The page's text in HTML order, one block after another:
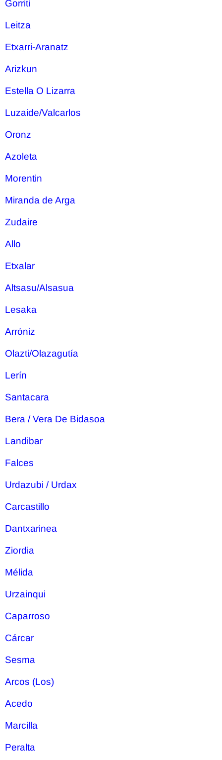
Gorriti
Leitza
Etxarri-Aranatz
Arizkun
Estella O Lizarra
Luzaide/Valcarlos
Oronz
Azoleta
Morentin
Miranda de Arga
Zudaire
Allo
Etxalar
Altsasu/Alsasua
Lesaka
Arróniz
Olazti/Olazagutía
Lerín
Santacara
Bera / Vera De Bidasoa
Landibar
Falces
Urdazubi / Urdax
Carcastillo
Dantxarinea
Ziordia
Mélida
Urzainqui
Caparroso
Cárcar
Sesma
Arcos (Los)
Acedo
Marcilla
Peralta